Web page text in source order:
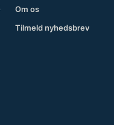
Om os
Tilmeld nyhedsbrev